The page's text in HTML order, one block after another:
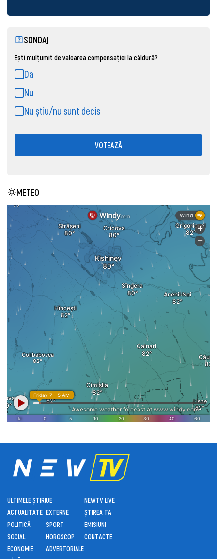
SONDAJ
Ești mulțumit de valoarea compensației la căldură?
Da
Nu
Nu știu/nu sunt decis
VOTEAZĂ
METEO
ULTIMELE ȘTIRI
ACTUALITATE
POLITICĂ
SOCIAL
ECONOMIE
UE
EXTERNE
SPORT
HOROSCOP
ADVERTORIALE
NEWTV LIVE
ȘTIREA TA
EMISIUNI
CONTACTE